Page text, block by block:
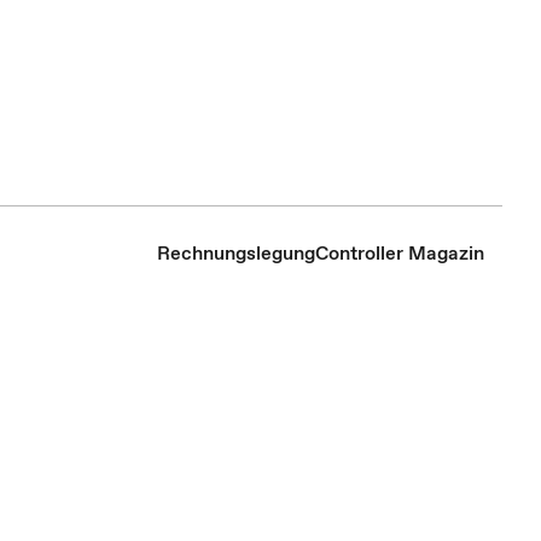
RechnungslegungController Magazin